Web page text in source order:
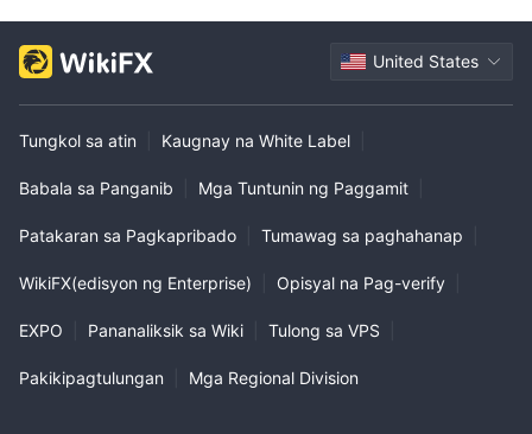
United States
Tungkol sa atin Kaugnay na White Label
Babala sa Panganib Mga Tuntunin ng Paggamit
Patakaran sa Pagkapribado Tumawag sa paghahanap
WikiFX(edisyon ng Enterprise) Opisyal na Pag-verify
EXPO Pananaliksik sa Wiki Tulong sa VPS
Pakikipagtulungan Mga Regional Division